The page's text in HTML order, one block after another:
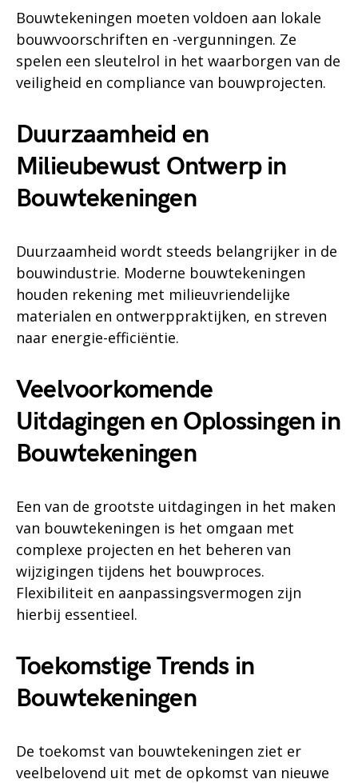
Bouwtekeningen moeten voldoen aan lokale
bouwvoorschriften en -vergunningen. Ze
spelen een sleutelrol in het waarborgen van de
veiligheid en compliance van bouwprojecten.
Duurzaamheid en
Milieubewust Ontwerp in
Bouwtekeningen
Duurzaamheid wordt steeds belangrijker in de
bouwindustrie. Moderne bouwtekeningen
houden rekening met milieuvriendelijke
materialen en ontwerppraktijken, en streven
naar energie-efficiëntie.
Veelvoorkomende
Uitdagingen en Oplossingen in
Bouwtekeningen
Een van de grootste uitdagingen in het maken
van bouwtekeningen is het omgaan met
complexe projecten en het beheren van
wijzigingen tijdens het bouwproces.
Flexibiliteit en aanpassingsvermogen zijn
hierbij essentieel.
Toekomstige Trends in
Bouwtekeningen
De toekomst van bouwtekeningen ziet er
veelbelovend uit met de opkomst van nieuwe